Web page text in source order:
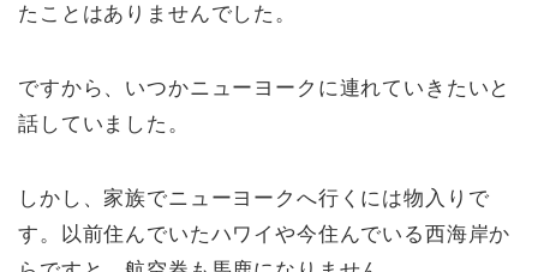
たことはありませんでした。
ですから、いつかニューヨークに連れていきたいと
話していました。
しかし、家族でニューヨークへ行くには物入りで
す。以前住んでいたハワイや今住んでいる西海岸か